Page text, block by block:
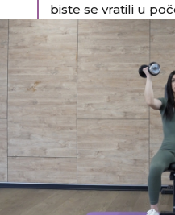
biste se vratili u